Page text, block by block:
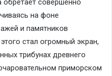
обретает совершенно
на фоне
и памятников
стал огромный экран,
трибунах древнего
приморском